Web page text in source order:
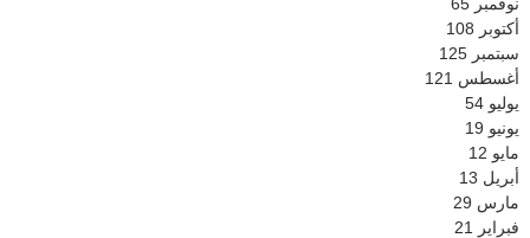
أكتوبر 108
سبتمبر 125
أغسطس 121
يوليو 54
يونيو 19
مايو 12
أبريل 13
مارس 29
فبراير
21